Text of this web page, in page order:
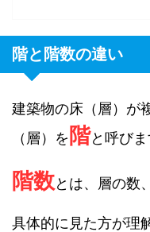
階と階数の違い
建築物の床（層）が
（層）を 階と呼びま
階数とは、層の数
具体的に見た方が理